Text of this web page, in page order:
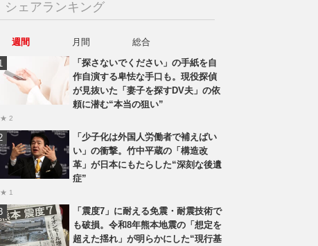
シェアランキング
週間 月間
総合
「探さないでください」の手紙を自
作自演する卑怯な手口も。現役探偵
が見抜いた「妻子を探すDV夫」の依
頼に潜む“本当の狙い”
★ 2
「少子化は外国人労働者で補えばい
い」の衝撃。竹中平蔵の「構造改
革」が日本にもたらした“深刻な後遺
症”
★ 1
「震度7」に耐える免震・耐震技術で
も破損。令和8年熊本地震の「想定を
超えた揺れ」が明らかにした“現行基